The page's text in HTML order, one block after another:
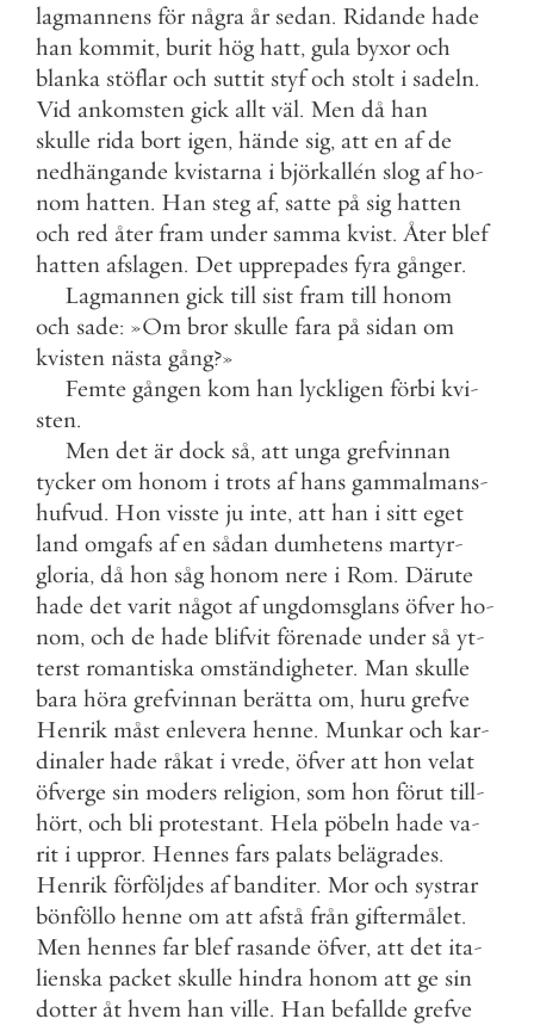
lagmannens för några år sedan. Ridande hade
han kommit, burit hög hatt, gula byxor och
blanka stöflar och suttit styf och stolt i sadeln.
Vid ankomsten gick allt väl. Men då han
skulle rida bort igen, hände sig, att en af de
nedhängande kvistarna i björkallén slog af ho-
nom hatten. Han steg af, satte på sig hatten
och red åter fram under samma kvist. Åter blef
hatten afslagen. Det upprepades fyra gånger.
Lagmannen gick till sist fram till honom
och sade: »Om bror skulle fara på sidan om
kvisten nästa gång?»
Femte gången kom han lyckligen förbi kvi-
sten.
Men det är dock så, att unga grefvinnan
tycker om honom i trots af hans gammalmans-
hufvud. Hon visste ju inte, att han i sitt eget
land omgafs af en sådan dumhetens martyr-
gloria, då hon såg honom nere i Rom. Därute
hade det varit något af ungdomsglans öfver ho-
nom, och de hade blifvit förenade under så yt-
terst romantiska omständigheter. Man skulle
bara höra grefvinnan berätta om, huru grefve
Henrik måst enlevera henne. Munkar och kar-
dinaler hade råkat i vrede, öfver att hon velat
öfverge sin moders religion, som hon förut till-
hört, och bli protestant. Hela pöbeln hade va-
rit i uppror. Hennes fars palats belägrades.
Henrik förföljdes af banditer. Mor och systrar
bönföllo henne om att afstå från giftermålet.
Men hennes far blef rasande öfver, att det ita-
lienska packet skulle hindra honom att ge sin
dotter åt hvem han ville. Han befallde grefve